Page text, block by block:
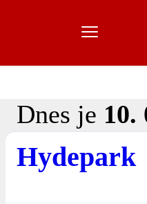
Dnes je 10.
Hydepark